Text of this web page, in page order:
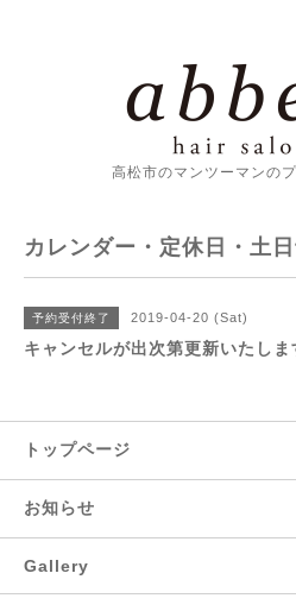
高松市のマンツーマンの
カレンダー・定休日・土
予約受付終了 2019-04-20 (Sat)
キャンセルが出次第更新いたしま
トップページ
お知らせ
Gallery